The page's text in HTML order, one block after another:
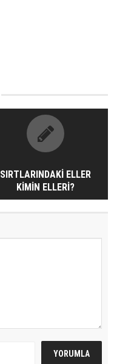
SIRTLARINDAKİ ELLER
KİMİN ELLERİ?